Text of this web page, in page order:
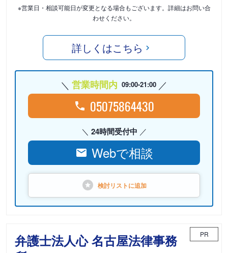
※営業日・相談可能日が変更となる場合もございます。詳細はお問い合
わせください。
詳しくはこちら
営業時間内 09:00-21:00
05075864430
24時間受付中
Webで相談
検討リストに追加
弁護士法人心 名古屋法律事務
PR